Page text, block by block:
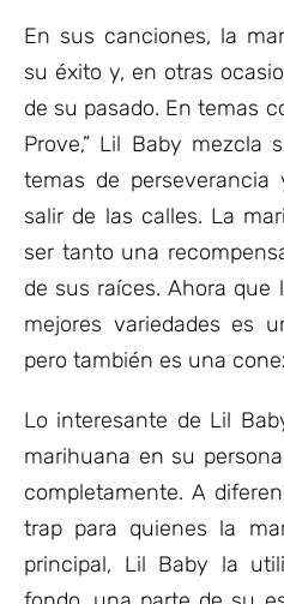
En sus canciones, la
su éxito y, en otras
de su pasado. En temas
Prove,” Lil Baby mezcla
temas de
salir de las calles. La
ser tanto una
de sus raíces. Ahora que
mejores variedades es
pero también es una
Lo interesante de Lil
marihuana en su
completamente. A
trap para quienes la
principal, Lil Baby la